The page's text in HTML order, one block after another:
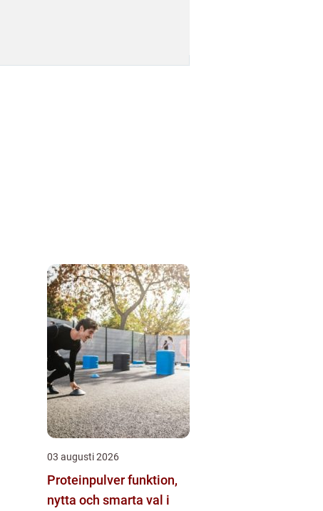
03 augusti 2026
Proteinpulver funktion,
nytta och smarta val i